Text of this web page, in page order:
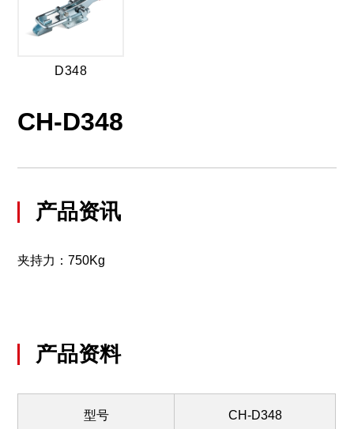
D348
CH-D348
产品资讯
夹持力：750Kg
产品资料
型号 CH-D348